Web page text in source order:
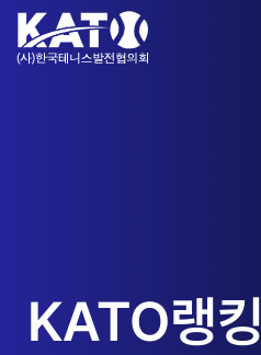
KATO랭킹